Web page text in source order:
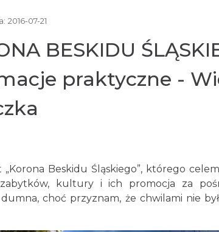
2016-07-21
BESKIDU
praktyczne -
Beskidu Śląskiego”, którego
kultury i ich promocja za
choć przyznam, że chwilami nie